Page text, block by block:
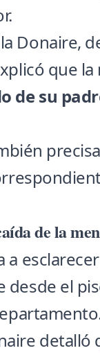
Donaire,
que la
de su
de la
a
el
detalló